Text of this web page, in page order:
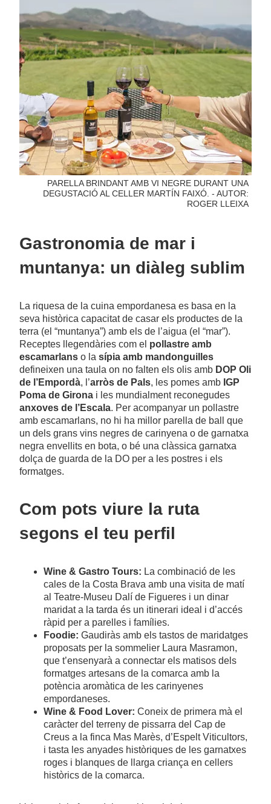
PARELLA BRINDANT AMB VI NEGRE DURANT UNA
DEGUSTACIÓ AL CELLER MARTÍN FAIXÓ. - AUTOR:
ROGER LLEIXA
Gastronomia de mar i
muntanya: un diàleg sublim
La riquesa de la cuina empordanesa es basa en la
seva històrica capacitat de casar els productes de la
terra (el “muntanya”) amb els de l’aigua (el “mar”).
Receptes llegendàries com el pollastre amb
escamarlans o la sípia amb mandonguilles
defineixen una taula on no falten els olis amb DOP Oli
de l’Empordà, l’arròs de Pals, les pomes amb IGP
Poma de Girona i les mundialment reconegudes
anxoves de l’Escala. Per acompanyar un pollastre
amb escamarlans, no hi ha millor parella de ball que
un dels grans vins negres de carinyena o de garnatxa
negra envellits en bota, o bé una clàssica garnatxa
dolça de guarda de la DO per a les postres i els
formatges.
Com pots viure la ruta
segons el teu perfil
Wine & Gastro Tours: La combinació de les
cales de la Costa Brava amb una visita de matí
al Teatre-Museu Dalí de Figueres i un dinar
maridat a la tarda és un itinerari ideal i d’accés
ràpid per a parelles i famílies.
Foodie: Gaudiràs amb els tastos de maridatges
proposats per la sommelier Laura Masramon,
que t’ensenyarà a connectar els matisos dels
formatges artesans de la comarca amb la
potència aromàtica de les carinyenes
empordaneses.
Wine & Food Lover: Coneix de primera mà el
caràcter del terreny de pissarra del Cap de
Creus a la finca Mas Marès, d’Espelt Viticultors,
i tasta les anyades històriques de les garnatxes
roges i blanques de llarga criança en cellers
històrics de la comarca.